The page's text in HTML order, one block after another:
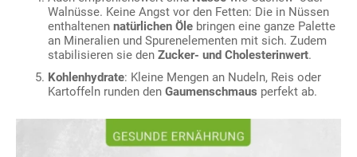
Walnüsse. Keine Angst vor den Fetten: Die in Nüssen
enthaltenen natürlichen Öle bringen eine ganze Palette
an Mineralien und Spurenelementen mit sich. Zudem
stabilisieren sie den Zucker- und Cholesterinwert.
Kohlenhydrate: Kleine Mengen an Nudeln, Reis oder
Kartoffeln runden den Gaumenschmaus perfekt ab.